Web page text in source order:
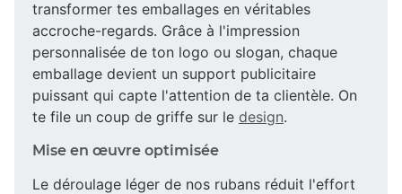
transformer tes emballages en véritables
accroche-regards. Grâce à l'impression
personnalisée de ton logo ou slogan, chaque
emballage devient un support publicitaire
puissant qui capte l'attention de ta clientèle. On
te file un coup de griffe sur le design.
Mise en œuvre optimisée
Le déroulage léger de nos rubans réduit l'effort